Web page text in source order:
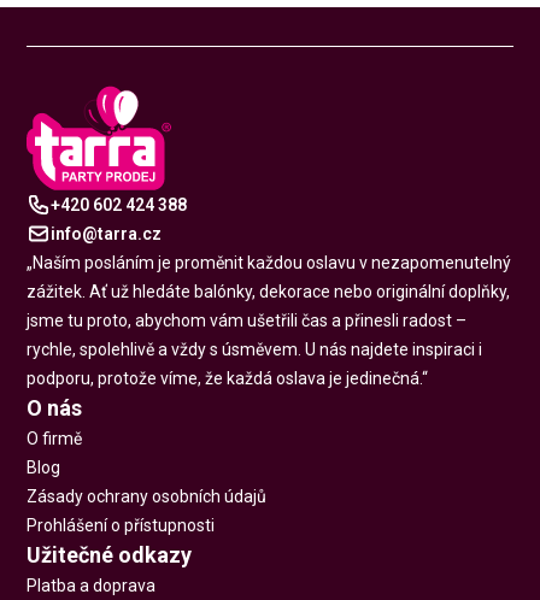
+420 602 424 388
info@tarra.cz
„Naším posláním je proměnit každou oslavu v nezapomenutelný
zážitek. Ať už hledáte balónky, dekorace nebo originální doplňky,
jsme tu proto, abychom vám ušetřili čas a přinesli radost –
rychle, spolehlivě a vždy s úsměvem. U nás najdete inspiraci i
podporu, protože víme, že každá oslava je jedinečná.“
O nás
O firmě
Blog
Zásady ochrany osobních údajů
Prohlášení o přístupnosti
Užitečné odkazy
Platba a doprava